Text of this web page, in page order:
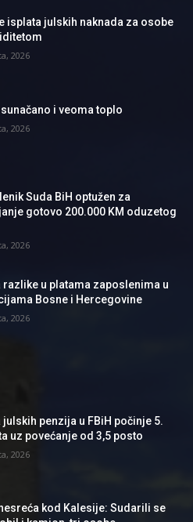
isplata julskih naknada za osobe
2026
sunačano i veoma toplo
2026
Suda BiH optužen za
gotovo 200.000 KM oduzetog
2026
razlike u platama zaposlenima u
Bosne i Hercegovine
2026
julskih penzija u FBiH počinje 5.
uz povećanje od 3,5 posto
2026
kod Kalesije: Sudarili se